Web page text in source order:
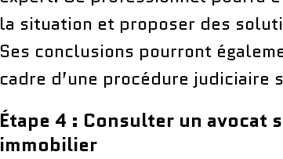
la situation et proposer des
Ses conclusions pourront
cadre d’une procédure judiciaire
Étape 4 : Consulter un avocat
immobilier